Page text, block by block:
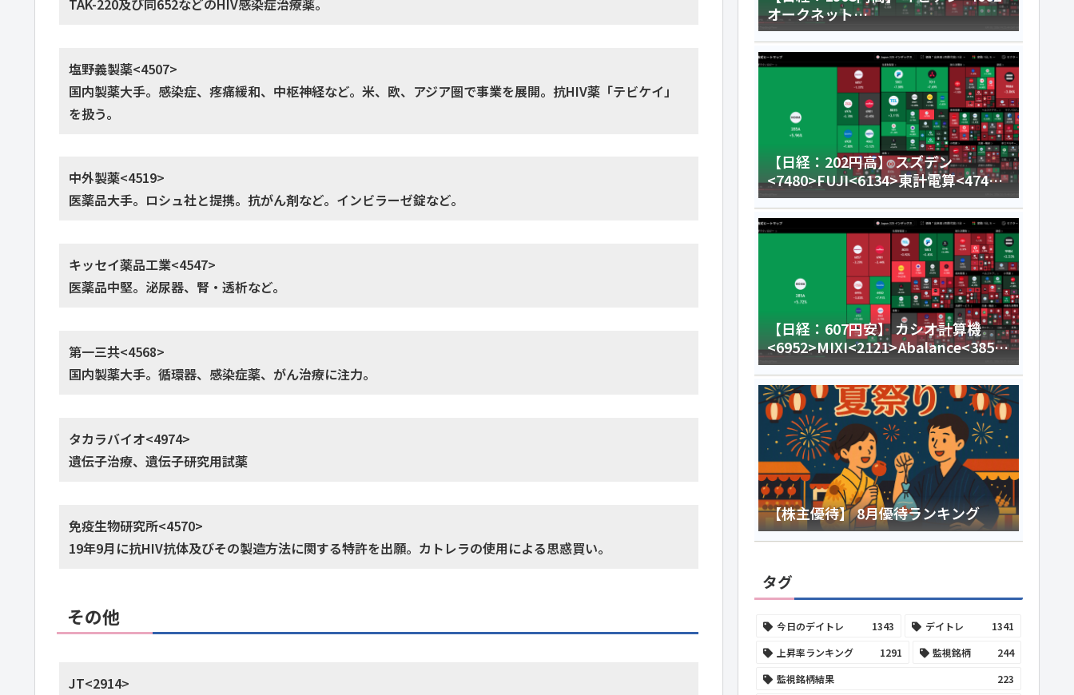
TAK-220及び同652などのHIV感染症治療薬。
塩野義製薬<4507>
国内製薬大手。感染症、疼痛緩和、中枢神経など。米、欧、アジア圏で事業を展開。抗HIV薬「テビケイ」
を扱う。
中外製薬<4519>
医薬品大手。ロシュ社と提携。抗がん剤など。インビラーゼ錠など。
キッセイ薬品工業<4547>
医薬品中堅。泌尿器、腎・透析など。
第一三共<4568>
国内製薬大手。循環器、感染症薬、がん治療に注力。
タカラバイオ<4974>
遺伝子治療、遺伝子研究用試薬
免疫生物研究所<4570>
19年9月に抗HIV抗体及びその製造方法に関する特許を出願。カトレラの使用による思惑買い。
その他
JT<2914>
オークネット
<3964>HENNGE<4475>今日のデイ
トレ8月5日
【日経：202円高】 スズデン
<7480>FUJI<6134>東計電算<4746>
今日のデイトレ8月4日
【日経：607円安】 カシオ計算機
<6952>MIXI<2121>Abalance<3856
>今日のデイトレ8月3日
【株主優待】 8月優待ランキング
タグ
今日のデイトレ 1343 デイトレ
1341
上昇率ランキング
1291 監視銘柄
244
監視銘柄結果
223